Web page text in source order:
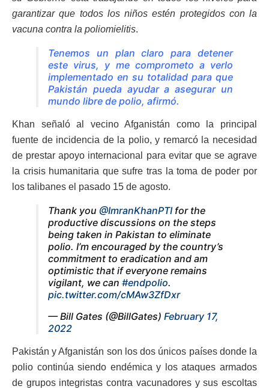
garantizar que todos los niños estén protegidos con la
vacuna contra la poliomielitis.
Tenemos un plan claro para detener
este virus, y me comprometo a verlo
implementado en su totalidad para que
Pakistán pueda ayudar a asegurar un
mundo libre de polio, afirmó.
Khan señaló al vecino Afganistán como la principal
fuente de incidencia de la polio, y remarcó la necesidad
de prestar apoyo internacional para evitar que se agrave
la crisis humanitaria que sufre tras la toma de poder por
los talibanes el pasado 15 de agosto.
Thank you @ImranKhanPTIfor the
productive discussions on the steps
being taken in Pakistan to eliminate
polio. I’m encouraged by the country’s
commitment to eradication and am
optimistic that if everyone remains
vigilant, we can #endpolio.
pic.twitter.com/cMAw3ZfDxr
— Bill Gates (@BillGates) February 17,
2022
Pakistán y Afganistán son los dos únicos países donde la
polio continúa siendo endémica y los ataques armados
de grupos integristas contra vacunadores y sus escoltas